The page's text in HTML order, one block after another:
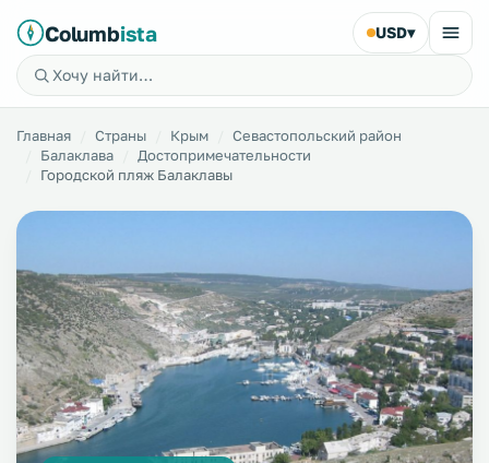
Columbista USD▾
Главная Страны Крым
Севастопольский район
Балаклава
Достопримечательности
Городской пляж Балаклавы